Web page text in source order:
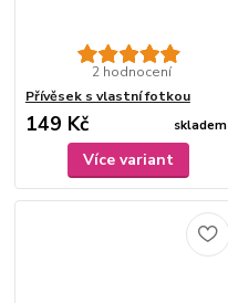
2 hodnocení
Přívěsek s vlastní fotkou
149 Kč skladem
Více variant